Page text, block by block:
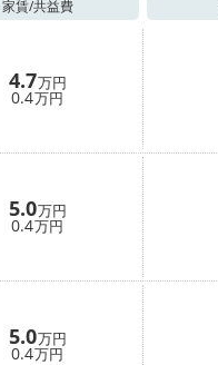
家賃/共益費
4.7万円
0.4万円
5.0万円
0.4万円
5.0万円
0.4万円